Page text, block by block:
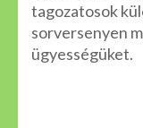
tagozatosok
sorversenyen
ügyességüket.